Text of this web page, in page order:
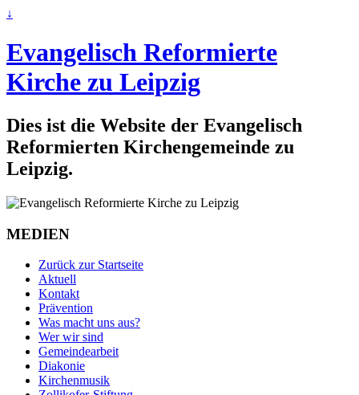
↓
Evangelisch Reformierte
Kirche zu Leipzig
Dies ist die Website der Evangelisch
Reformierten Kirchengemeinde zu
Leipzig.
MEDIEN
Zurück zur Startseite
Aktuell
Kontakt
Prävention
Was macht uns aus?
Wer wir sind
Gemeindearbeit
Diakonie
Kirchenmusik